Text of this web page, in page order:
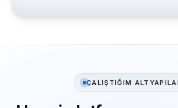
ÇALIŞTIĞIM